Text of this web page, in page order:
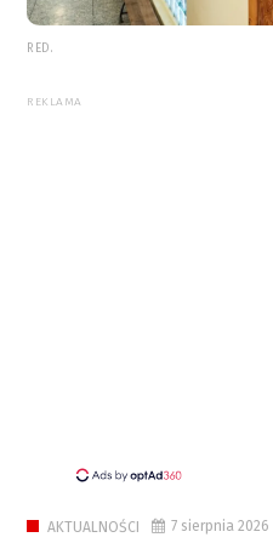
RED.
REKLAMA
AKTUALNOŚCI 7 sierpnia 2026